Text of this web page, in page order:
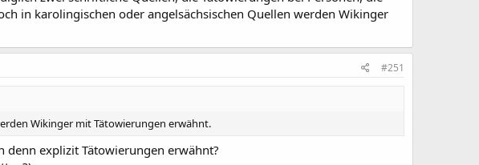
in karolingischen oder angelsächsischen Quellen werden Wikinger
#251
Wikinger mit Tätowierungen erwähnt.
explizit Tätowierungen erwähnt?